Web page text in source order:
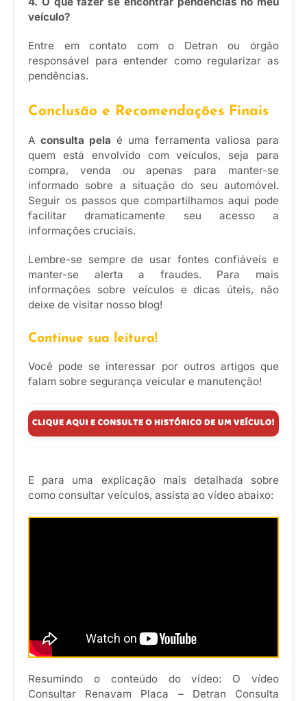
veículo?
Entre em contato com o Detran ou órgão
responsável para entender como regularizar as
pendências.
Conclusão e Recomendações Finais
A consulta pela é uma ferramenta valiosa para
quem está envolvido com veículos, seja para
compra, venda ou apenas para manter-se
informado sobre a situação do seu automóvel.
Seguir os passos que compartilhamos aqui pode
facilitar dramaticamente seu acesso a
informações cruciais.
Lembre-se sempre de usar fontes confiáveis e
manter-se alerta a fraudes. Para mais
informações sobre veículos e dicas úteis, não
deixe de visitar nosso blog!
Continue sua leitura!
Você pode se interessar por outros artigos que
falam sobre segurança veicular e manutenção!
E para uma explicação mais detalhada sobre
como consultar veículos, assista ao vídeo abaixo:
Resumindo o conteúdo do vídeo: O vídeo
Consultar Renavam Placa – Detran Consulta